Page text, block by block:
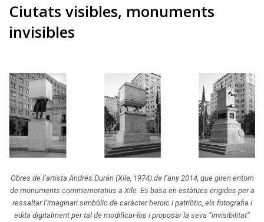
Ciutats visibles, monuments
invisibles
Obres de l’artista Andrés Durán (Xile, 1974) de l’any 2014, que giren entorn
de monuments commemoratius a Xile. Es basa en estàtues erigides per a
ressaltar l’imaginari simbòlic de caràcter heroic i patriòtic, els fotografia i
edita digitalment per tal de modificar-los i proposar la seva “invisibilitat”